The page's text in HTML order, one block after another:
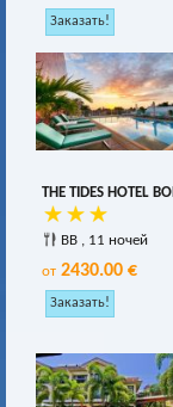
THE TIDES HOTEL
BB , 11 ночей
от 2430.00 €